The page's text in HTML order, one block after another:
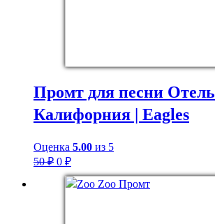
Промт для песни Отель
Калифорния | Eagles
Оценка 5.00 из 5
50₽ Первоначальная
цена
составляла
0 ₽Текущая
цена:
0 ₽.